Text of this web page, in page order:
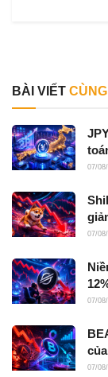
BÀI VIẾT
07/
07/
07/
07/